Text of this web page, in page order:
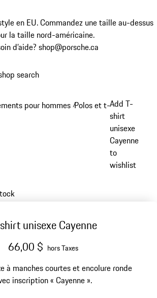
en EU. Commandez une taille au-dessus
la taille nord-américaine.
d’aide? shop@porsche.ca
search
pour hommes /Polos et t-shirts/
Add T-
shirt
unisexe
Cayenne
to
wishlist
unisexe Cayenne
66,00 $ hors Taxes
à manches courtes et encolure ronde
inscription « Cayenne ».